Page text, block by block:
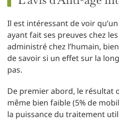
Il est intéressant de voir
ayant fait ses preuves chez
administré chez l’humain,
de savoir si un effet sur la
pas.
De premier abord, le résultat
même bien faible (5% de
la puissance du traitement